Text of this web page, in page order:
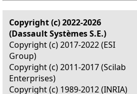
Copyright (c) 2022-2026
(Dassault Systèmes S.E.)
Copyright (c) 2017-2022 (ESI
Group)
Copyright (c) 2011-2017 (Scilab
Enterprises)
Copyright (c) 1989-2012 (INRIA)